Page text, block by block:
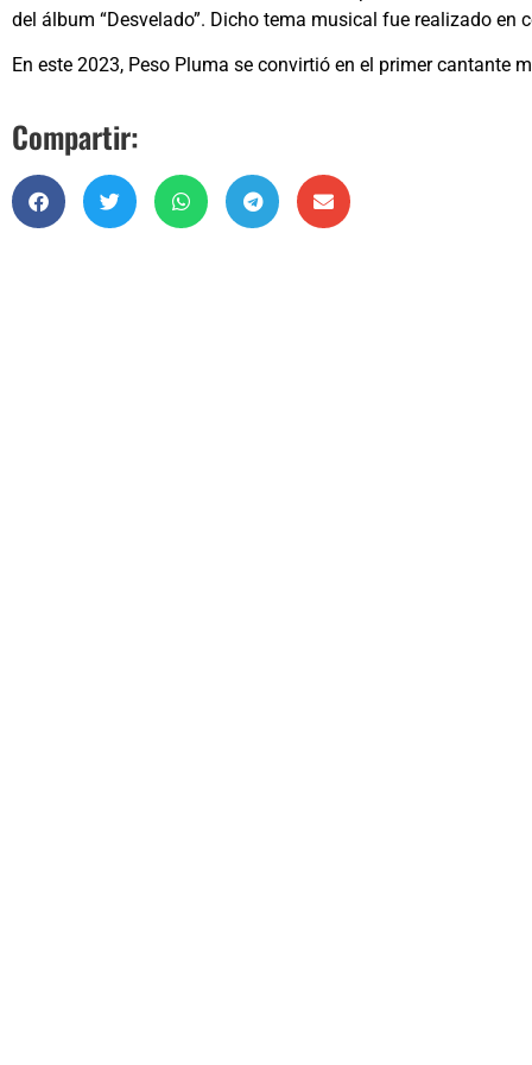
del álbum “Desvelado”. Dicho tema musical fue realizado
En este 2023, Peso Pluma se convirtió en el primer cantante
Compartir: